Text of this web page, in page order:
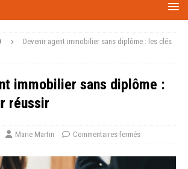
Devenir agent immobilier sans diplôme : les clés
immobilier sans diplôme :
réussir
Marie Martin Commentaires fermés